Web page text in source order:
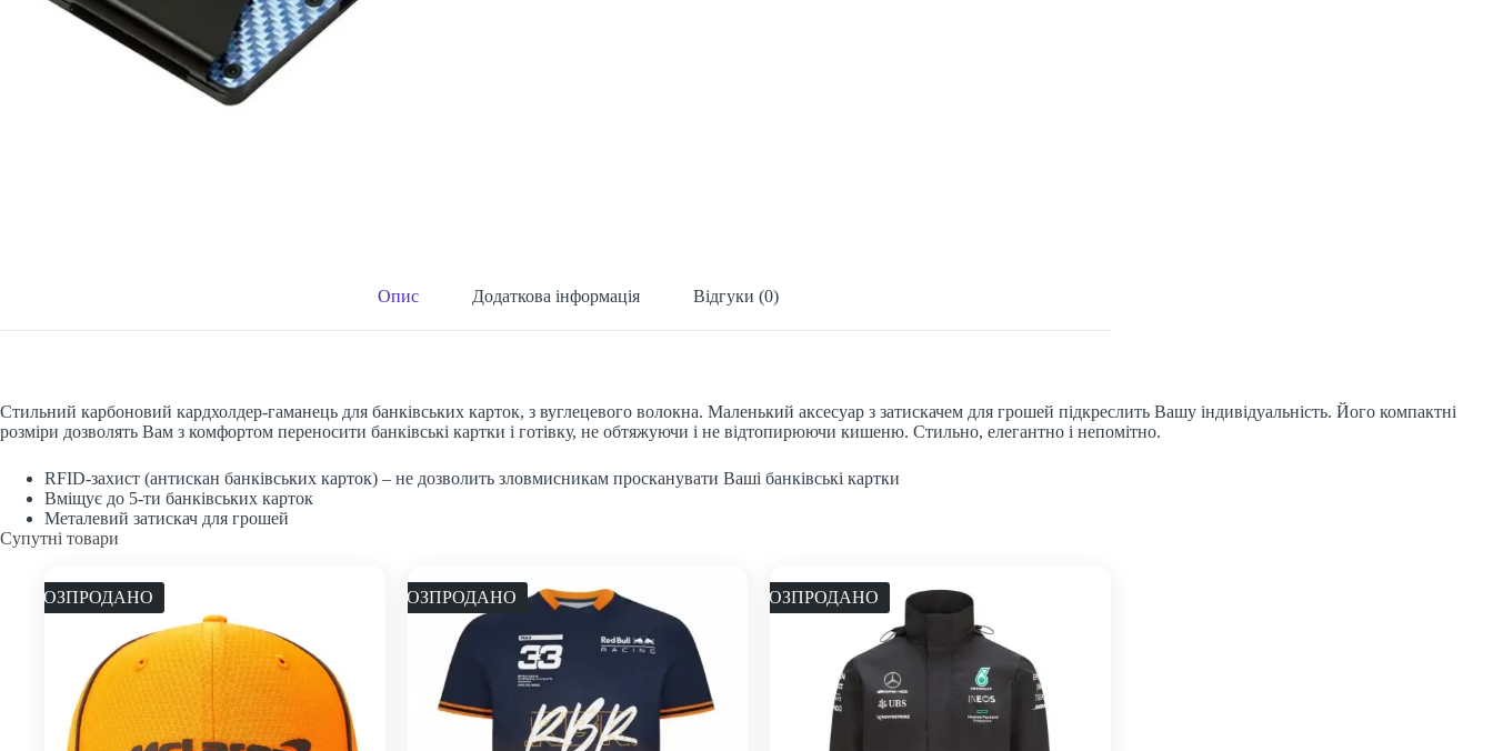
Опис Додаткова інформація Відгуки (0)
Стильний карбоновий кардхолдер-гаманець для банківських карток, з вуглецевого волокна. Маленький аксесуар з затискачем для грошей підкреслить Вашу індивідуальність. Його компактні
розміри дозволять Вам з комфортом переносити банківські картки і готівку, не обтяжуючи і не відтопирюючи кишеню. Стильно, елегантно і непомітно.
RFID-захист (антискан банківських карток) – не дозволить зловмисникам просканувати Ваші банківські картки
Вміщує до 5-ти банківських карток
Металевий затискач для грошей
Супутні товари
РОЗПРОДАНО РОЗПРОДАНО РОЗПРОДАНО